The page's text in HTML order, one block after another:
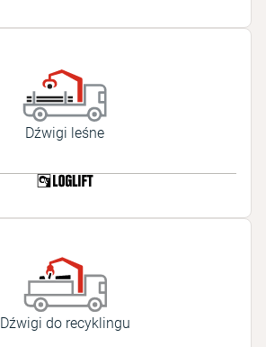
Dźwigi leśne
Dźwigi do recyklingu